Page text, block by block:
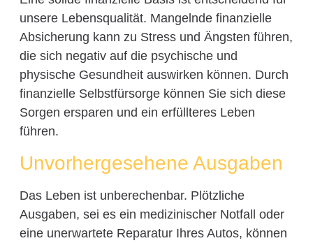
unsere Lebensqualität. Mangelnde finanzielle
Absicherung kann zu Stress und Ängsten führen,
die sich negativ auf die psychische und
physische Gesundheit auswirken können. Durch
finanzielle Selbstfürsorge können Sie sich diese
Sorgen ersparen und ein erfüllteres Leben
führen.
Unvorhergesehene Ausgaben
Das Leben ist unberechenbar. Plötzliche
Ausgaben, sei es ein medizinischer Notfall oder
eine unerwartete Reparatur Ihres Autos, können